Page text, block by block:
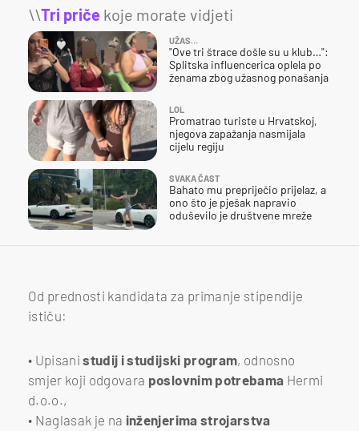
\\Tri priče koje morate vidjeti
UŽAS…
"Ove tri štrace došle su u klub…":
Splitska influencerica oplela po
ženama zbog užasnog ponašanja
LOL
Promatrao turiste u Hrvatskoj,
njegova zapažanja nasmijala
cijelu regiju
SVAKA ČAST
Bahato mu prepriječio prijelaz, a
ono što je pješak napravio
oduševilo je društvene mreže
Od prednosti kandidata za primanje stipendije
ističu:
• Upisanistudij i studijski program, odnosno
smjer koji odgovara poslovnim potrebama Hermi
d.o.o.,
• Naglasak je na inženjerima strojarstva